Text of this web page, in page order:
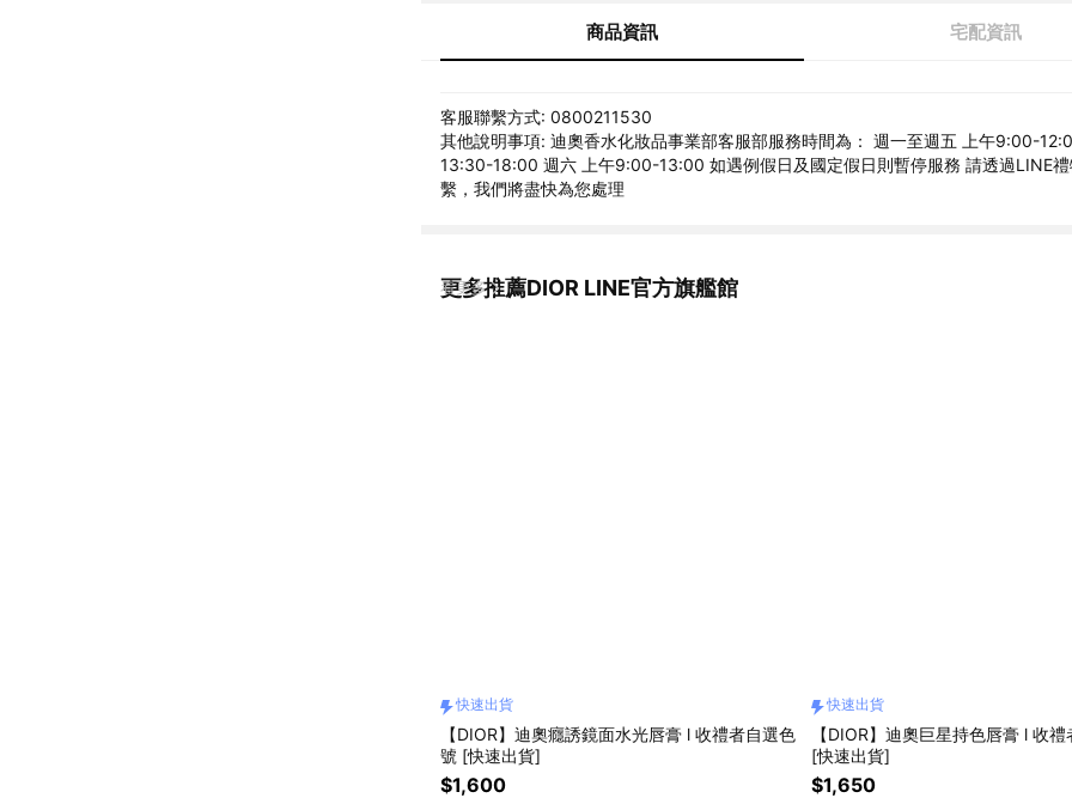
商品資訊 宅配資訊
客服聯繫方式: 0800211530
其他說明事項: 迪奧香水化妝品事業部客服部服務時間為： 週一至週五 上午9:00-
13:30-18:00 週六 上午9:00-13:00 如遇例假日及國定假日則暫停服務 請透過LINE
繫，我們將盡快為您處理
更多推薦DIOR LINE官方旗艦館
看更多
快速出貨
【DIOR】迪奧癮誘鏡面水光唇膏 l 收禮者自選色
號 [快速出貨]
$1,600
快速出貨
【DIOR】迪奧巨星持色唇膏 l 收
[快速出貨]
$1,650